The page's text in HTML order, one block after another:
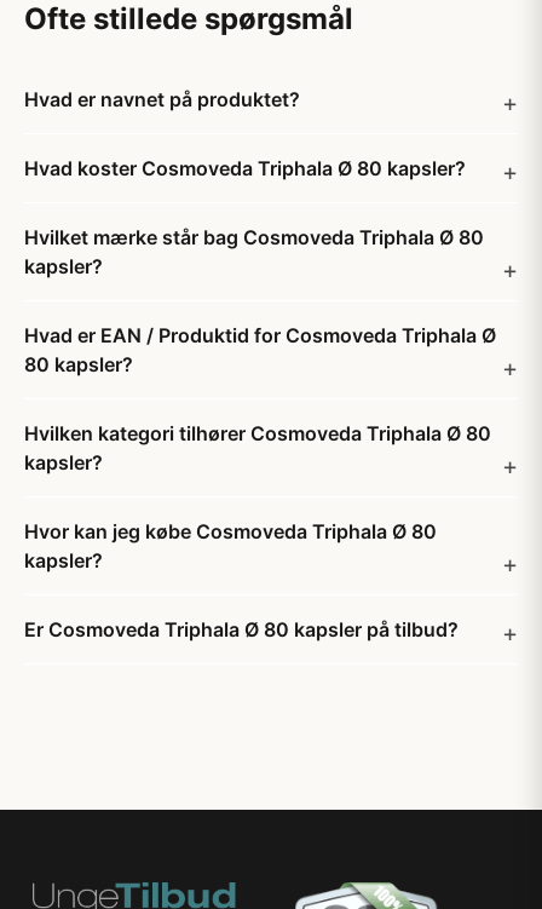
Ofte stillede spørgsmål
Hvad er navnet på produktet?
Hvad koster Cosmoveda Triphala Ø 80 kapsler?
Hvilket mærke står bag Cosmoveda Triphala Ø 80
kapsler?
Hvad er EAN / Produktid for Cosmoveda Triphala Ø
80 kapsler?
Hvilken kategori tilhører Cosmoveda Triphala Ø 80
kapsler?
Hvor kan jeg købe Cosmoveda Triphala Ø 80
kapsler?
Er Cosmoveda Triphala Ø 80 kapsler på tilbud?